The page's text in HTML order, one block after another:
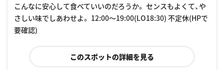
こんなに安心して食べていいのだろうか。 センスもよくて、や
さしい味でしあわせよ。 12:00〜19:00(LO18:30) 不定休(HPで
要確認)
このスポットの詳細を見る